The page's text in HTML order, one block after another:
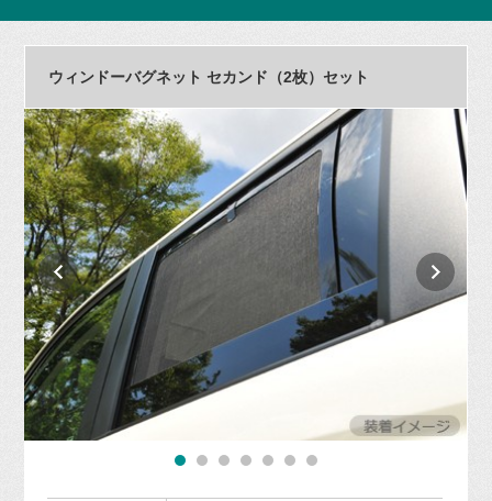
ウィンドーバグネット セカンド（2枚）セット